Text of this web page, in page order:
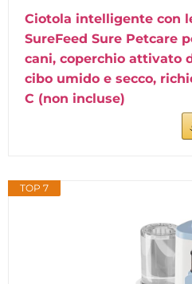
Ciotola intelligente con
SureFeed Sure Petcare
cani, coperchio attivato
cibo umido e secco,
C (non incluse)
TOP 7